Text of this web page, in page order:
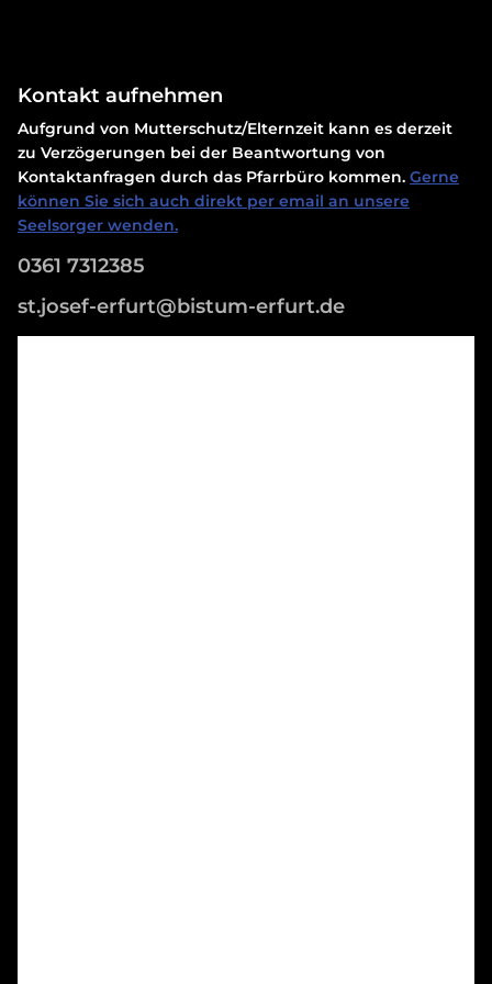
Kontakt aufnehmen
Aufgrund von Mutterschutz/Elternzeit kann es derzeit
zu Verzögerungen bei der Beantwortung von
Kontaktanfragen durch das Pfarrbüro kommen. Gerne
können Sie sich auch direkt per email an unsere
Seelsorger wenden.
0361 7312385
st.josef-erfurt@bistum-erfurt.de